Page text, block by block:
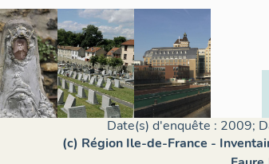
Date(s) d'enquête : 2009;
(c) Région Ile-de-France -